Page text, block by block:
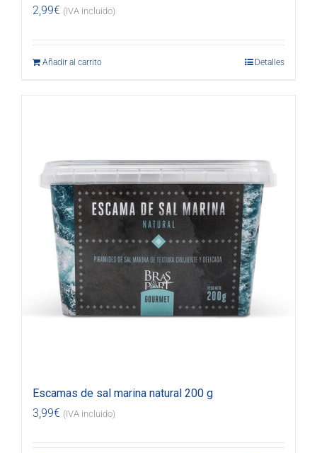
2,99€ (IVA incluido)
Añadir al carrito Detalles
Escamas de sal marina natural 200 g
3,99€ (IVA incluido)